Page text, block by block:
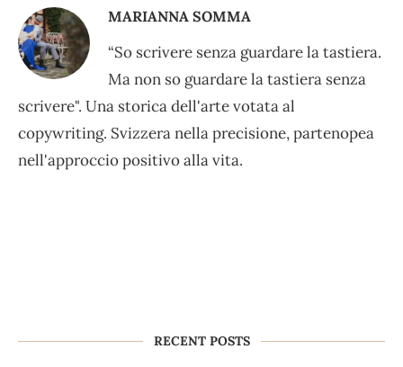
MARIANNA SOMMA
“So scrivere senza guardare la tastiera.
Ma non so guardare la tastiera senza
scrivere". Una storica dell'arte votata al
copywriting. Svizzera nella precisione, partenopea
nell'approccio positivo alla vita.
RECENT POSTS